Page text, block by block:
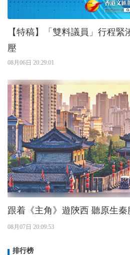
【特稿】「雙料議員」行程緊湊 百忙中靠聽音樂
壓
08月06日 20:29:01
跟着《主角》遊
08月07日 20:09:53
排行榜